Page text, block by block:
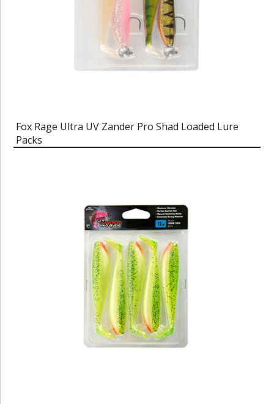
Fox Rage Ultra UV Zander Pro Shad Loaded Lure
Packs